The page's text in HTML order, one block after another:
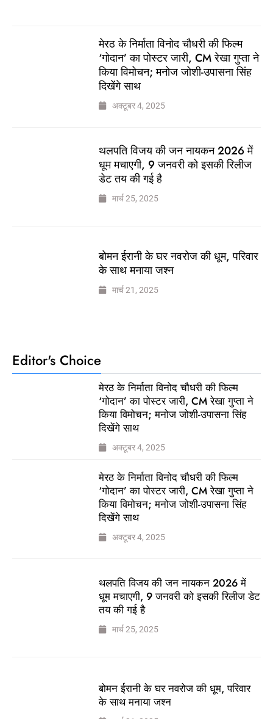
मेरठ के निर्माता विनोद चौधरी की फिल्म
‘गोदान’ का पोस्टर जारी, CM रेखा गुप्ता ने
किया विमोचन; मनोज जोशी-उपासना सिंह
दिखेंगे साथ
अक्टूबर 4, 2025
थलपति विजय की जन नायकन 2026 में
धूम मचाएगी, 9 जनवरी को इसकी रिलीज
डेट तय की गई है
मार्च 25, 2025
बोमन ईरानी के घर नवरोज की धूम, परिवार
के साथ मनाया जश्न
मार्च 21, 2025
Editor's Choice
मेरठ के निर्माता विनोद चौधरी की फिल्म
‘गोदान’ का पोस्टर जारी, CM रेखा गुप्ता ने
किया विमोचन; मनोज जोशी-उपासना सिंह
दिखेंगे साथ
अक्टूबर 4, 2025
मेरठ के निर्माता विनोद चौधरी की फिल्म
‘गोदान’ का पोस्टर जारी, CM रेखा गुप्ता ने
किया विमोचन; मनोज जोशी-उपासना सिंह
दिखेंगे साथ
अक्टूबर 4, 2025
थलपति विजय की जन नायकन 2026 में
धूम मचाएगी, 9 जनवरी को इसकी रिलीज डेट
तय की गई है
मार्च 25, 2025
बोमन ईरानी के घर नवरोज की धूम, परिवार
के साथ मनाया जश्न